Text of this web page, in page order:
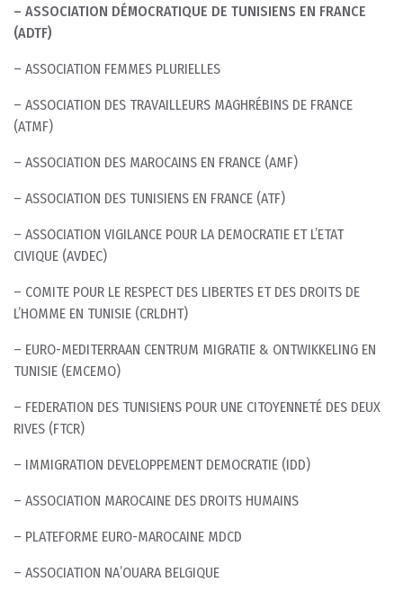
– ASSOCIATION DÉMOCRATIQUE DE TUNISIENS EN FRANCE
(ADTF)
– ASSOCIATION FEMMES PLURIELLES
– ASSOCIATION DES TRAVAILLEURS MAGHRÉBINS DE FRANCE
(ATMF)
– ASSOCIATION DES MAROCAINS EN FRANCE (AMF)
– ASSOCIATION DES TUNISIENS EN FRANCE (ATF)
– ASSOCIATION VIGILANCE POUR LA DEMOCRATIE ET L’ETAT
CIVIQUE (AVDEC)
– COMITE POUR LE RESPECT DES LIBERTES ET DES DROITS DE
L’HOMME EN TUNISIE (CRLDHT)
– EURO-MEDITERRAAN CENTRUM MIGRATIE & ONTWIKKELING EN
TUNISIE (EMCEMO)
– FEDERATION DES TUNISIENS POUR UNE CITOYENNETÉ DES DEUX
RIVES (FTCR)
– IMMIGRATION DEVELOPPEMENT DEMOCRATIE (IDD)
– ASSOCIATION MAROCAINE DES DROITS HUMAINS
– PLATEFORME EURO-MAROCAINE MDCD
– ASSOCIATION NA’OUARA BELGIQUE